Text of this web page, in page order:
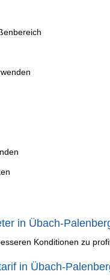
in Übach-
Konditionen zu
in Übach-